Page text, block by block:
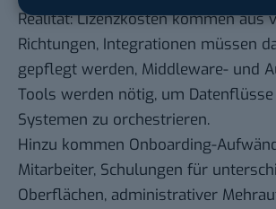
Realität: Lizenzkosten kommen aus
Richtungen, Integrationen müssen
gepflegt werden, Middleware- und
Tools werden nötig, um
Systemen zu orchestrieren.
Hinzu kommen Onboarding-
Mitarbeiter, Schulungen für
Oberflächen, administrativer